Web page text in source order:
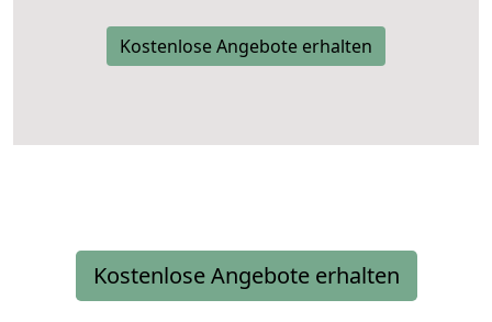
Kostenlose Angebote erhalten
Kostenlose Angebote erhalten